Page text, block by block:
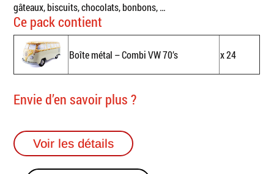
gâteaux, biscuits, chocolats, bonbons, …
Ce pack contient
Boîte métal – Combi VW 70’s x 24
Envie d’en savoir plus ?
Voir les détails